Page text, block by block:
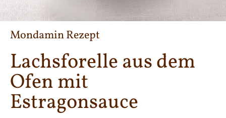
Mondamin Rezept
Lachsforelle aus dem
Ofen mit
Estragonsauce